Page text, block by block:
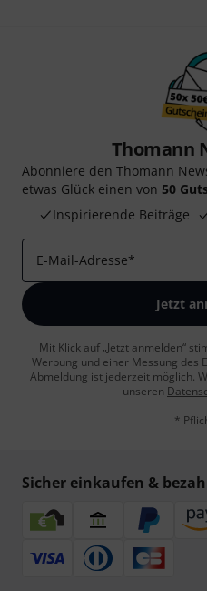
Thomann
Abonniere den Thomann
etwas Glück einen von 50
Inspirierende Beiträge
E-Mail-Adresse*
Jetzt
Mit Klick auf „Jetzt anmelden“
Werbung und einer Messung des
Abmeldung ist jederzeit möglich.
unseren
*
Sicher einkaufen &